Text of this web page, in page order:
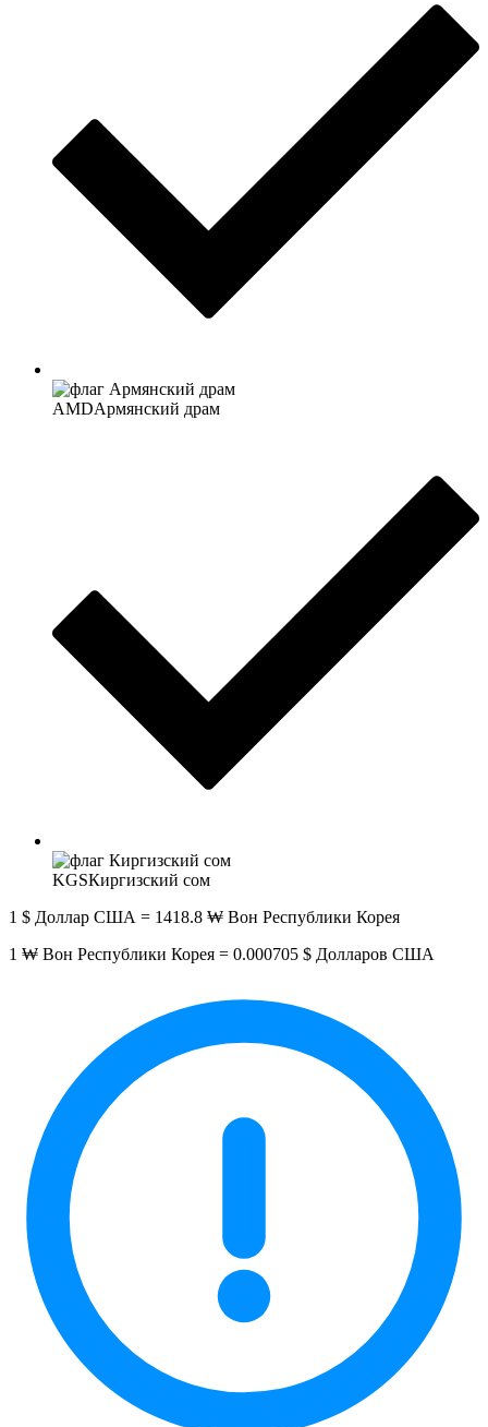
AMDАрмянский драм
KGSКиргизский сом
1 $ Доллар США = 1418.8 ₩ Вон Республики Корея
1 ₩ Вон Республики Корея = 0.000705 $ Долларов США